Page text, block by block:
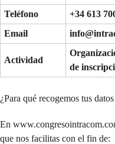
Teléfono
+34 613
Email
Actividad
de
¿Para qué recogemos tus
En
que nos facilitas con el fin de: